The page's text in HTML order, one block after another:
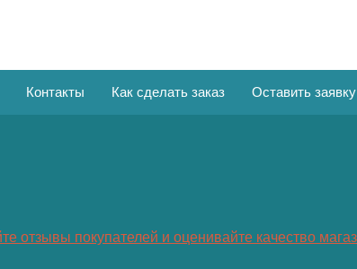
Контакты Как сделать заказ Оставить заявку